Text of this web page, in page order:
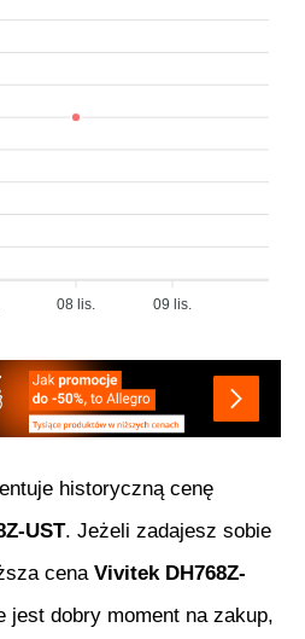
08 lis. 09 lis.
historyczną cenę
UST. Jeżeli zadajesz sobie
cena Vivitek DH768Z-
jest dobry moment na zakup,